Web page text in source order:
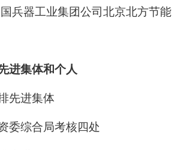
器工业集团公司北京北方节能
集体和个人
进集体
综合局考核四处